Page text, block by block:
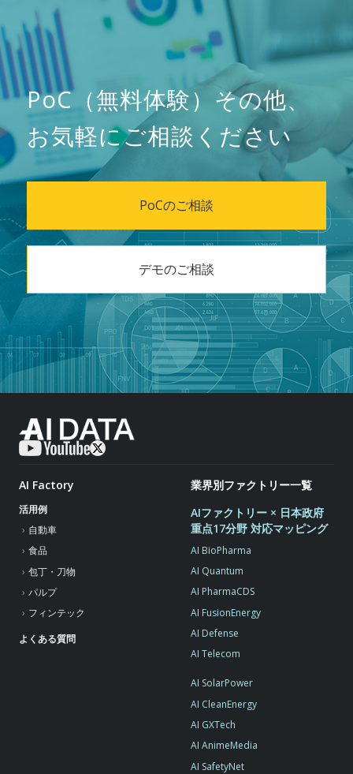
PoC（無料体験）その他、
お気軽にご相談ください
PoCのご相談
デモのご相談
AI Factory
活用例
自動車
食品
包丁・刀物
パルプ
フィンテック
よくある質問
業界別ファクトリー一覧
AIファクトリー × 日本政府
重点17分野 対応マッピング
AI BioPharma
AI Quantum
AI PharmaCDS
AI FusionEnergy
AI Defense
AI Telecom
AI SolarPower
AI CleanEnergy
AI GXTech
AI AnimeMedia
AI SafetyNet